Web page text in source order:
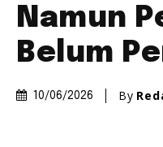
Namun
Belum
10/06/2026 By